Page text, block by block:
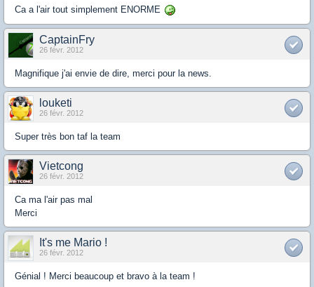
Ca a l'air tout simplement ENORME
CaptainFry
26 févr. 2012
Magnifique j'ai envie de dire, merci pour la news.
louketi
26 févr. 2012
Super très bon taf la team
Vietcong
26 févr. 2012
Ca ma l'air pas mal
Merci
It's me Mario !
26 févr. 2012
Génial ! Merci beaucoup et bravo à la team !